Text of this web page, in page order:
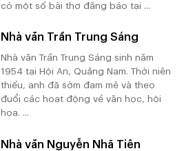
có một số bài thơ đăng báo tại ...
Nhà văn Trần Trung Sáng
Nhà văn Trần Trung Sáng sinh năm
1954 tại Hội An, Quảng Nam. Thời niên
thiếu, anh đã sớm đam mê và theo
đuổi các hoạt động về văn học, hội
họa. ...
Nhà văn Nguyễn Nhã Tiên